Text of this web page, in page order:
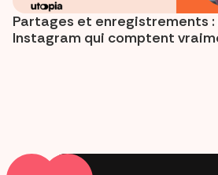
Partages et enregistrements
Instagram qui comptent